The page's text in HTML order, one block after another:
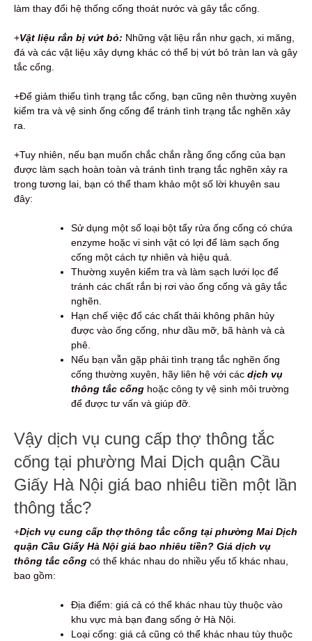
làm thay đổi hệ thống cống thoát nước và gây tắc cống.
+Vật liệu rắn bị vứt bỏ: Những vật liệu rắn như gạch, xi măng,
đá và các vật liệu xây dựng khác có thể bị vứt bỏ tràn lan và gây
tắc cống.
+Để giảm thiểu tình trạng tắc cống, bạn cũng nên thường xuyên
kiểm tra và vệ sinh ống cống để tránh tình trạng tắc nghẽn xảy
ra.
+Tuy nhiên, nếu bạn muốn chắc chắn rằng ống cống của bạn
được làm sạch hoàn toàn và tránh tình trạng tắc nghẽn xảy ra
trong tương lai, bạn có thể tham khảo một số lời khuyên sau
đây:
Sử dụng một số loại bột tẩy rửa ống cống có chứa
enzyme hoặc vi sinh vật có lợi để làm sạch ống
cống một cách tự nhiên và hiệu quả.
Thường xuyên kiểm tra và làm sạch lưới lọc để
tránh các chất rắn bị rơi vào ống cống và gây tắc
nghẽn.
Hạn chế việc đổ các chất thải không phân hủy
được vào ống cống, như dầu mỡ, bã hành và cà
phê.
Nếu bạn vẫn gặp phải tình trạng tắc nghẽn ống
cống thường xuyên, hãy liên hệ với các dịch vụ
thông tắc cống hoặc công ty vệ sinh môi trường
để được tư vấn và giúp đỡ.
Vậy dịch vụ cung cấp thợ thông tắc
cống tại phường Mai Dịch quận Cầu
Giấy Hà Nội giá bao nhiêu tiền một lần
thông tắc?
+Dịch vụ cung cấp thợ thông tắc cống tại phường Mai Dịch
quận Cầu Giấy Hà Nội giá bao nhiêu tiền? Giá dịch vụ
thông tắc cống có thể khác nhau do nhiều yếu tố khác nhau,
bao gồm:
Địa điểm: giá cả có thể khác nhau tùy thuộc vào
khu vực mà bạn đang sống ở Hà Nội.
Loại cống: giá cả cũng có thể khác nhau tùy thuộc